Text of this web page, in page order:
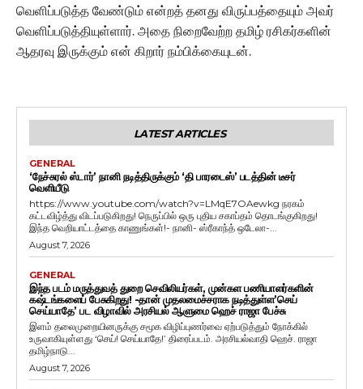
வெளிப்படுத்த வேண்டும் என்றத் தனது விருப்பத்தையும் அவர்
வெளிப்படுத்தியுள்ளார். அதை நிறைவேற்ற தமிழ் ரசிகர்களின்
ஆதரவு இருக்கும் என் கிறார் நம்பிக்கையுடன்.
LATEST ARTICLES
GENERAL
‘நேச்சுரல் ஸ்டார்’ நானி நடித்திருக்கும் ‘தி பாரடைஸ்’ படத்தின் டீசர்
வெளியீடு
https://www.youtube.com/watch?v=LMqE7OAewkg நரகம்
கட்டவிழ்த்து விடப்படுகிறது! நெருப்பில் ஒரு புதிய சகாப்தம் தொடங்குகிறது!
இந்த வெறியாட்டத்தை காணுங்கள்!- நானி- ஸ்ரீகாந்த் ஒடேலா-...
August 7, 2026
GENERAL
இந்த படம் மருத்துவத் துறை செவிலியர்கள், முன்கள பணியாளர்களின்
கஷ்டங்களைப் பேசுகிறது! -தான் முதலமைச்சராக நடித்துள்ள’செய்
செய்யாதே’ பட விழாவில் அரசியல் ஆளுமை ஹெச் ராஜா பேச்சு
இளம் தலைமுறையினருக்கு சமூக விழிப்புணர்வை ஏற்படுத்தும் நோக்கில்
உருவாகியுள்ளது ‘செய்! செய்யாதே!’ திரைப்படம். அரசியல்வாதி ஹெச். ராஜா
தமிழ்நாடு...
August 7, 2026